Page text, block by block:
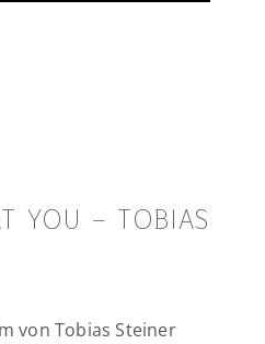
YOU – TOBIAS
von Tobias Steiner